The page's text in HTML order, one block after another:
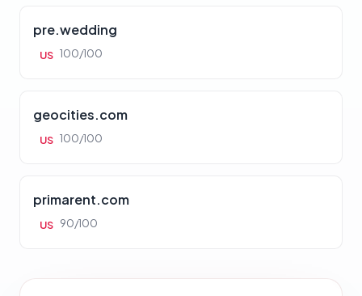
pre.wedding
US 100/100
geocities.com
US 100/100
primarent.com
US 90/100